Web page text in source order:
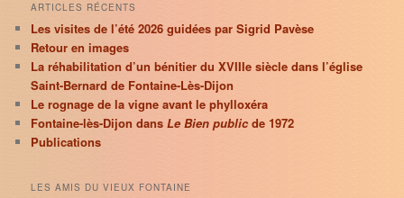
ARTICLES RÉCENTS
Les visites de l’été 2026 guidées par Sigrid Pavèse
Retour en images
La réhabilitation d’un bénitier du XVIIIe siècle dans l’église
Saint-Bernard de Fontaine-Lès-Dijon
Le rognage de la vigne avant le phylloxéra
Fontaine-lès-Dijon dansLe Bien publicde 1972
Publications
LES AMIS DU VIEUX FONTAINE